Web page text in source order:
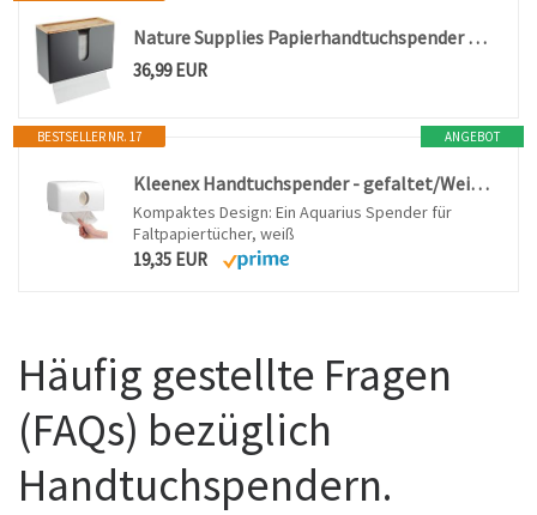
Nature Supplies Papierhandtuchspender aus Holz - Papierhandtuchhalter Mit Wandhalterung oder bei Tisch, für Papierhandtücher mit C-, Z- oder Interfold-Falzung
36,99 EUR
ANGEBOT
BESTSELLER NR. 17
Kleenex Handtuchspender - gefaltet/Weiß/Klein, 1er Pack (1 x 1 Stück)
Kompaktes Design: Ein Aquarius Spender für
Faltpapiertücher, weiß
19,35 EUR
Häufig gestellte Fragen
(FAQs) bezüglich
Handtuchspendern.